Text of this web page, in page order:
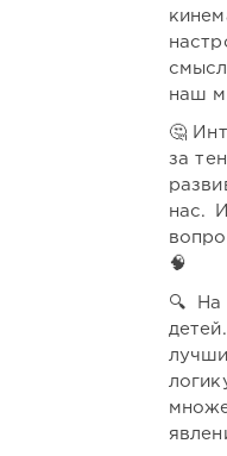
наш
🤔
за
нас.
🧠
🔍 На